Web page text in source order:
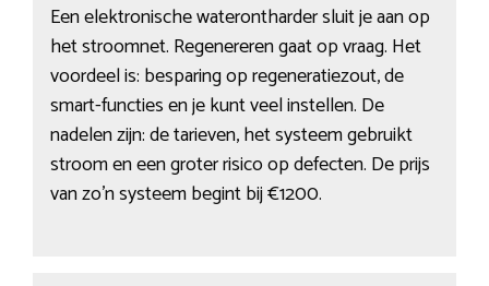
Een elektronische waterontharder sluit je aan op
het stroomnet. Regenereren gaat op vraag. Het
voordeel is: besparing op regeneratiezout, de
smart-functies en je kunt veel instellen. De
nadelen zijn: de tarieven, het systeem gebruikt
stroom en een groter risico op defecten. De prijs
van zo’n systeem begint bij €1200.